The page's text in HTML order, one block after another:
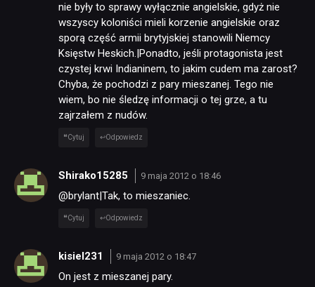
nie były to sprawy wyłącznie angielskie, gdyż nie
wszyscy koloniści mieli korzenie angielskie oraz
sporą część armii brytyjskiej stanowili Niemcy
Księstw Heskich.|Ponadto, jeśli protagonista jest
czystej krwi Indianinem, to jakim cudem ma zarost?
Chyba, że pochodzi z pary mieszanej. Tego nie
wiem, bo nie śledzę informacji o tej grze, a tu
zajrzałem z nudów.
Cytuj Odpowiedz
Shirako15285 9 maja 2012 o 18:46
@brylant|Tak, to mieszaniec.
Cytuj Odpowiedz
kisiel231 9 maja 2012 o 18:47
On jest z mieszanej pary.